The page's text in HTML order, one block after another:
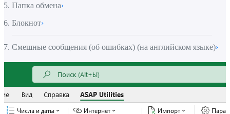
Папка обмена›
Блокнот›
Смешные сообщения (об ошибках) (на английском языке)›